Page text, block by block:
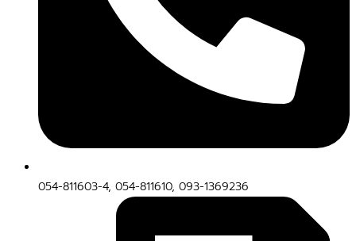
054-811603-4, 054-811610, 093-1369236